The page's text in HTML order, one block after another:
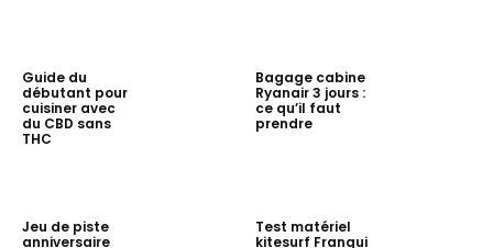
Guide du
débutant pour
cuisiner avec
du CBD sans
THC
Bagage cabine
Ryanair 3 jours :
ce qu’il faut
prendre
Jeu de piste
anniversaire
Test matériel
kitesurf Franqui